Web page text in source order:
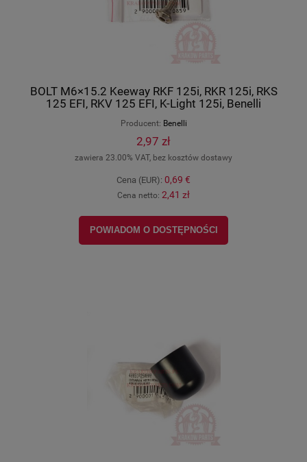
BOLT M6×15.2 Keeway RKF 125i, RKR 125i, RKS
125 EFI, RKV 125 EFI, K-Light 125i, Benelli
Producent: Benelli
2,97 zł
zawiera 23.00% VAT, bez kosztów dostawy
Cena (EUR): 0,69 €
Cena netto: 2,41 zł
POWIADOM O DOSTĘPNOŚCI